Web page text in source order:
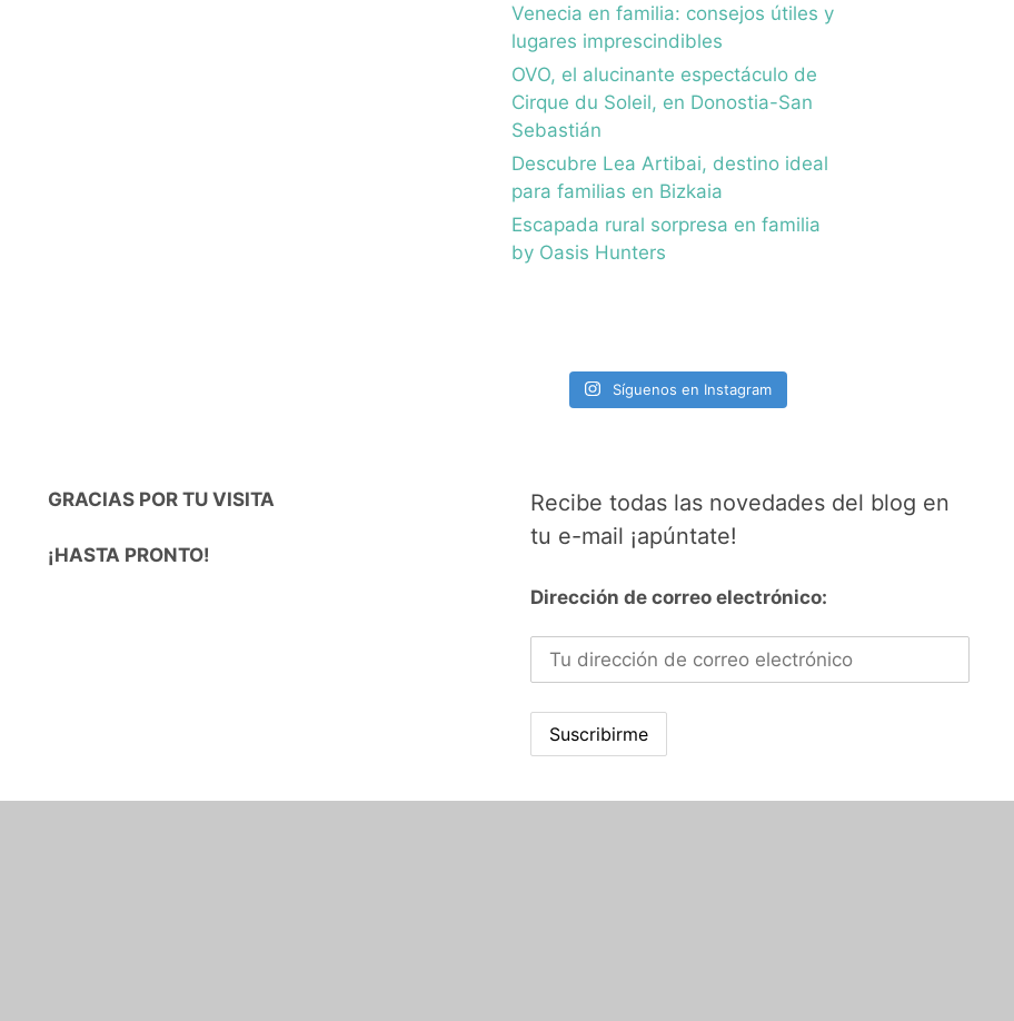
Venecia en familia: consejos útiles y
lugares imprescindibles
OVO, el alucinante espectáculo de
Cirque du Soleil, en Donostia-San
Sebastián
Descubre Lea Artibai, destino ideal
para familias en Bizkaia
Escapada rural sorpresa en familia
by Oasis Hunters
Síguenos en Instagram
GRACIAS POR TU VISITA
¡HASTA PRONTO!
Recibe todas las novedades del blog en
tu e-mail ¡apúntate!
Dirección de correo electrónico: